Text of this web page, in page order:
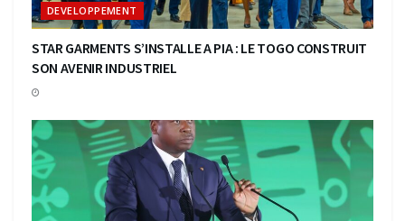
DEVELOPPEMENT
STAR GARMENTS S’INSTALLE A PIA : LE TOGO CONSTRUIT
SON AVENIR INDUSTRIEL